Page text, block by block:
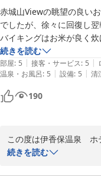
赤城山Viewの眺望の良い
でしたが、徐々に回復し
バイキングはお米が良く
満足して三杯頂きました
頃ならもっといろいろ食
天風呂こがねの湯が森林
るのもポイントが高いと思
続きを読む
部屋: 5 | 接客・サービス: 5 |
温泉・お風呂: 5 | 設備: 5 | 清
190
この度は伊香保温泉　
うございます。
続きを読む